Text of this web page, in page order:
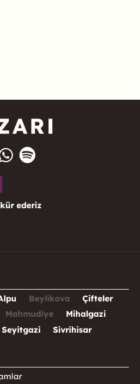
ederiz
Beylikova
Çifteler
Mahmudiye
Mihalgazi
Seyitgazi Sivrihisar